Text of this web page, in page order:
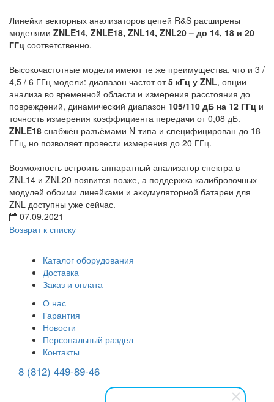
Линейки векторных анализаторов цепей R&S расширены
моделями ZNLE14, ZNLE18, ZNL14, ZNL20 – до 14, 18 и 20
ГГц соответственно.
Высокочастотные модели имеют те же преимущества, что и 3 /
4,5 / 6 ГГц модели: диапазон частот от5 кГц у ZNL, опции
анализа во временной области и измерения расстояния до
повреждений, динамический диапазон 105/110 дБ на 12 ГГц и
точность измерения коэффициента передачи от 0,08 дБ.
ZNLE18 снабжён разъёмами N-типа и специфицирован до 18
ГГц, но позволяет провести измерения до 20 ГГц.
Возможность встроить аппаратный анализатор спектра в
ZNL14 и ZNL20 появится позже, а поддержка калибровочных
модулей обоими линейками и аккумуляторной батареи для
ZNL доступны уже сейчас.
07.09.2021
Возврат к списку
Каталог оборудования
Доставка
Заказ и оплата
О нас
Гарантия
Новости
Персональный раздел
Контакты
8 (812) 449-89-46